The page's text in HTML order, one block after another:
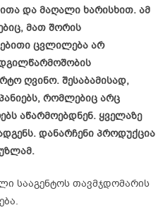
და მაღალი ხარისხით. ამ
მათ შორის
ცვლილება არ
ღვინო. შესაბამისად,
რომლებიც არც
აწარმოებდნენ. ყველაზე
დანარჩენი პროდუქცია
სააგენტოს თავმჯდომარის